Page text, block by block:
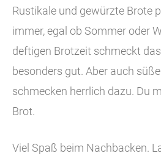
Rustikale und gewürzte Brote
immer, egal ob Sommer oder
deftigen Brotzeit schmeckt
besonders gut. Aber auch
schmecken herrlich dazu. Du
Brot.
Viel Spaß beim Nachbacken.